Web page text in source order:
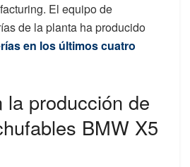
El equipo de
de la planta ha producido
en los últimos cuatro
la producción de
BMW X5